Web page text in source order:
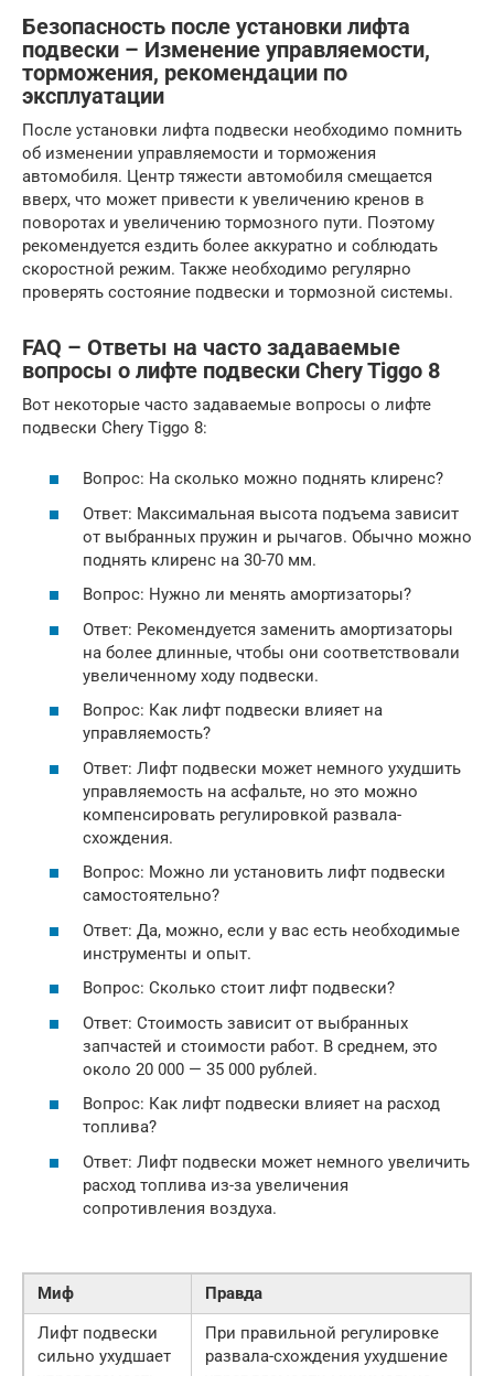
Безопасность после установки лифта
подвески – Изменение управляемости,
торможения, рекомендации по
эксплуатации
После установки лифта подвески необходимо помнить
об изменении управляемости и торможения
автомобиля. Центр тяжести автомобиля смещается
вверх, что может привести к увеличению кренов в
поворотах и увеличению тормозного пути. Поэтому
рекомендуется ездить более аккуратно и соблюдать
скоростной режим. Также необходимо регулярно
проверять состояние подвески и тормозной системы.
FAQ – Ответы на часто задаваемые
вопросы о лифте подвески Chery Tiggo 8
Вот некоторые часто задаваемые вопросы о лифте
подвески Chery Tiggo 8:
Вопрос: На сколько можно поднять клиренс?
Ответ: Максимальная высота подъема зависит
от выбранных пружин и рычагов. Обычно можно
поднять клиренс на 30-70 мм.
Вопрос: Нужно ли менять амортизаторы?
Ответ: Рекомендуется заменить амортизаторы
на более длинные, чтобы они соответствовали
увеличенному ходу подвески.
Вопрос: Как лифт подвески влияет на
управляемость?
Ответ: Лифт подвески может немного ухудшить
управляемость на асфальте, но это можно
компенсировать регулировкой развала-
схождения.
Вопрос: Можно ли установить лифт подвески
самостоятельно?
Ответ: Да, можно, если у вас есть необходимые
инструменты и опыт.
Вопрос: Сколько стоит лифт подвески?
Ответ: Стоимость зависит от выбранных
запчастей и стоимости работ. В среднем, это
около 20 000 — 35 000 рублей.
Вопрос: Как лифт подвески влияет на расход
топлива?
Ответ: Лифт подвески может немного увеличить
расход топлива из-за увеличения
сопротивления воздуха.
Миф
Правда
Лифт подвески
сильно ухудшает
При правильной регулировке
развала-схождения ухудшение